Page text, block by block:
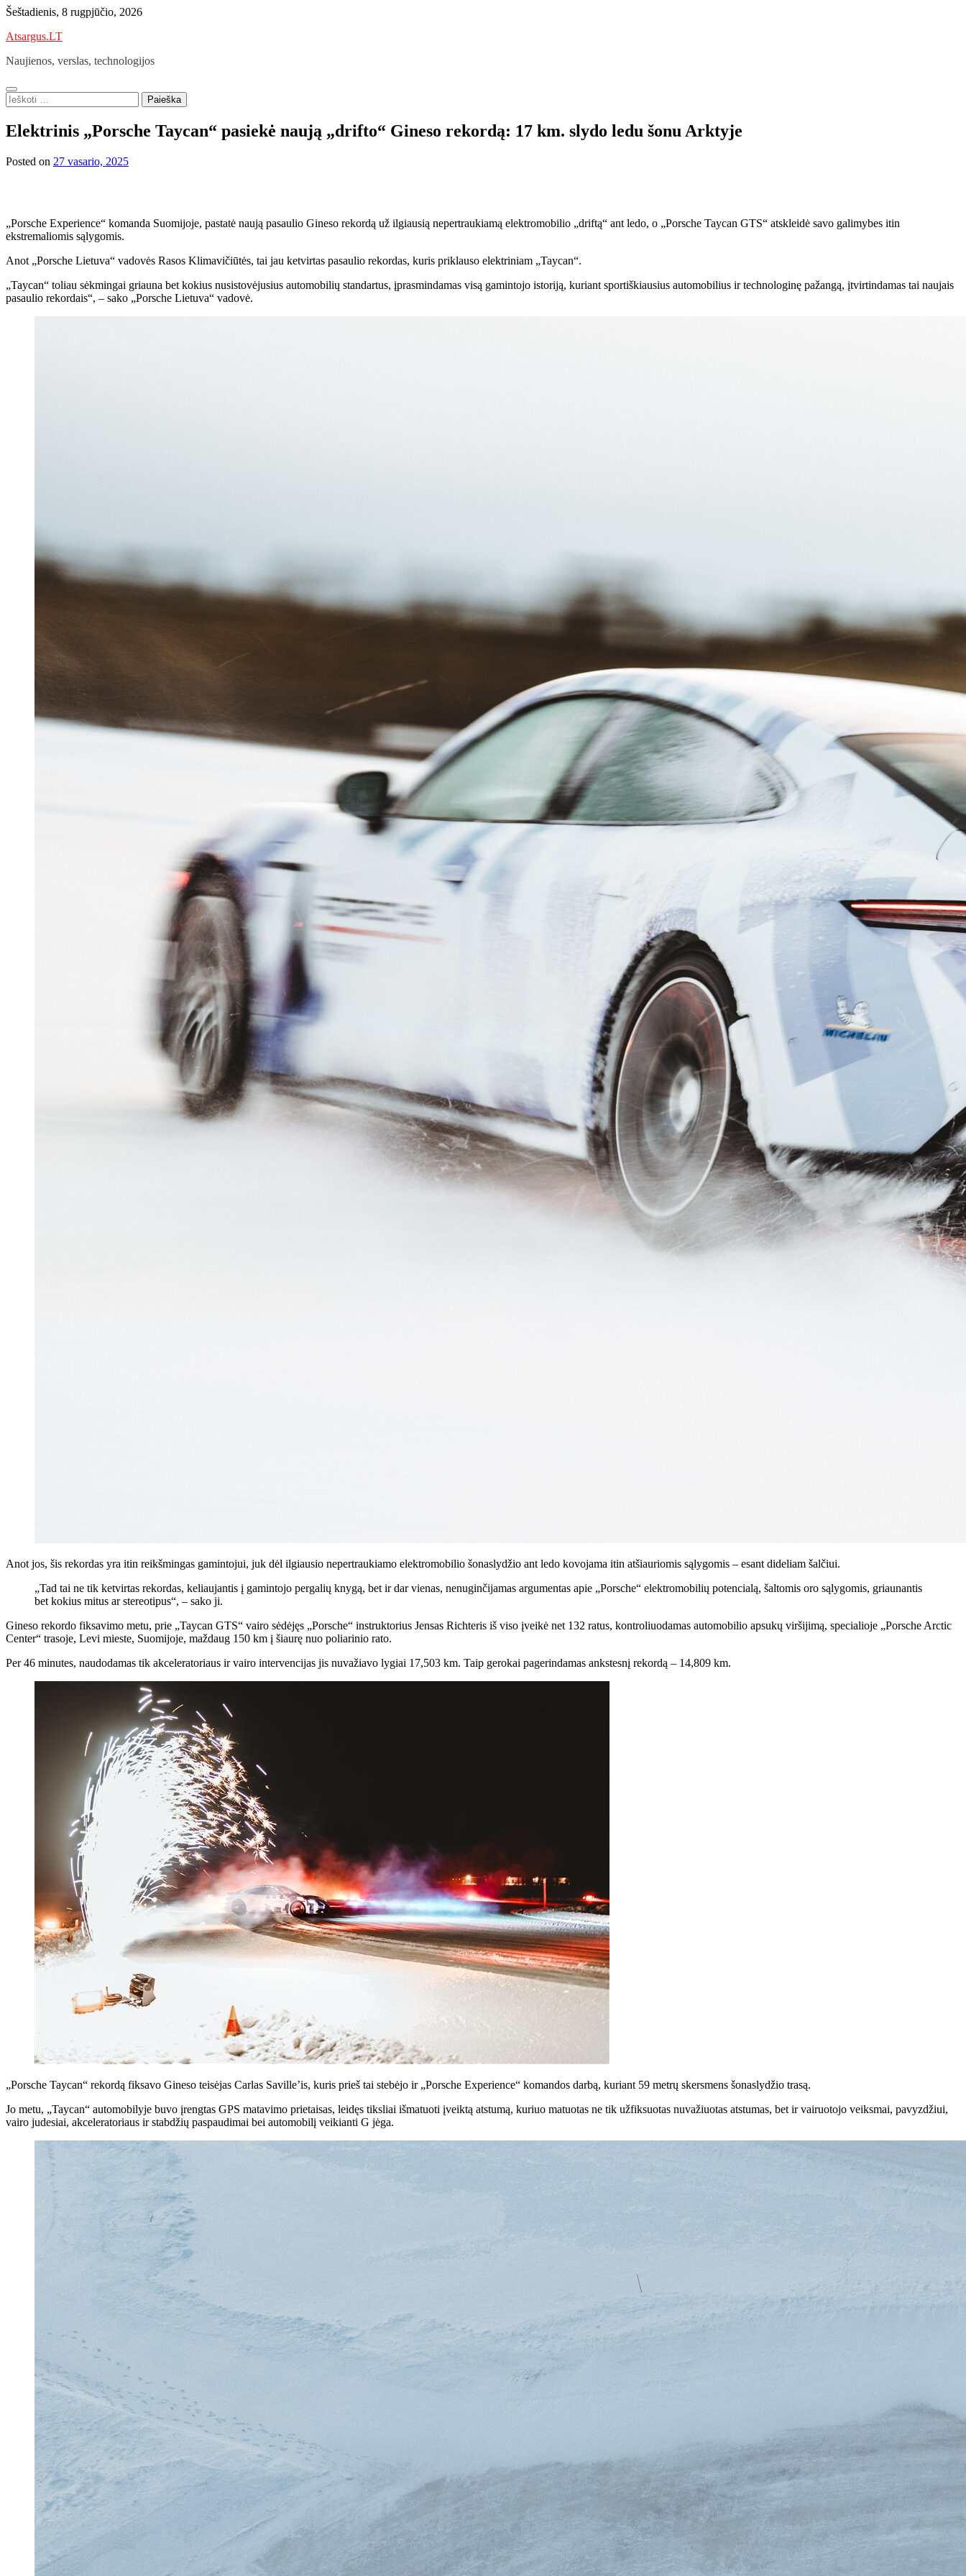
Skip
content
Šeštadienis, 8 rugpjūčio, 2026
Atsargus.LT
Naujienos, verslas, technologijos
Ieškoti:
Elektrinis „Porsche Taycan“ pasiekė naują „drifto“ Gineso rekordą: 17 km. slydo ledu šonu Arktyje
Posted on 27 vasario, 2025
„Porsche Experience“ komanda Suomijoje, pastatė naują pasaulio Gineso rekordą už ilgiausią nepertraukiamą elektromobilio „driftą“ ant ledo, o „Porsche Taycan GTS“ atskleidė savo galimybes itin
ekstremaliomis sąlygomis.
Anot „Porsche Lietuva“ vadovės Rasos Klimavičiūtės, tai jau ketvirtas pasaulio rekordas, kuris priklauso elektriniam „Taycan“.
„Taycan“ toliau sėkmingai griauna bet kokius nusistovėjusius automobilių standartus, įprasmindamas visą gamintojo istoriją, kuriant sportiškiausius automobilius ir technologinę pažangą, įtvirtindamas tai naujais
pasaulio rekordais“, – sako „Porsche Lietuva“ vadovė.
Anot jos, šis rekordas yra itin reikšmingas gamintojui, juk dėl ilgiausio nepertraukiamo elektromobilio šonaslydžio ant ledo kovojama itin atšiauriomis sąlygomis – esant dideliam šalčiui.
„Tad tai ne tik ketvirtas rekordas, keliaujantis į gamintojo pergalių knygą, bet ir dar vienas, nenuginčijamas argumentas apie „Porsche“ elektromobilių potencialą, šaltomis oro sąlygomis, griaunantis
bet kokius mitus ar stereotipus“, – sako ji.
Gineso rekordo fiksavimo metu, prie „Taycan GTS“ vairo sėdėjęs „Porsche“ instruktorius Jensas Richteris iš viso įveikė net 132 ratus, kontroliuodamas automobilio apsukų viršijimą, specialioje „Porsche Arctic
Center“ trasoje, Levi mieste, Suomijoje, maždaug 150 km į šiaurę nuo poliarinio rato.
Per 46 minutes, naudodamas tik akceleratoriaus ir vairo intervencijas jis nuvažiavo lygiai 17,503 km. Taip gerokai pagerindamas ankstesnį rekordą – 14,809 km.
„Porsche Taycan“ rekordą fiksavo Gineso teisėjas Carlas Saville’is, kuris prieš tai stebėjo ir „Porsche Experience“ komandos darbą, kuriant 59 metrų skersmens šonaslydžio trasą.
Jo metu, „Taycan“ automobilyje buvo įrengtas GPS matavimo prietaisas, leidęs tiksliai išmatuoti įveiktą atstumą, kuriuo matuotas ne tik užfiksuotas nuvažiuotas atstumas, bet ir vairuotojo veiksmai, pavyzdžiui,
vairo judesiai, akceleratoriaus ir stabdžių paspaudimai bei automobilį veikianti G jėga.